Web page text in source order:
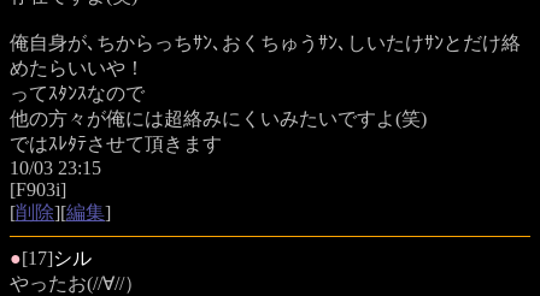
俺自身が､ちからっちｻﾝ､おくちゅうｻﾝ､しいたけｻﾝとだけ絡
めたらいいや！
ってｽﾀﾝｽなので
他の方々が俺には超絡みにくいみたいですよ(笑)
ではｽﾚﾀﾃさせて頂きます
10/03 23:15
[F903i]
[削除][編集]
●[17]シル
やったお(//∀//）